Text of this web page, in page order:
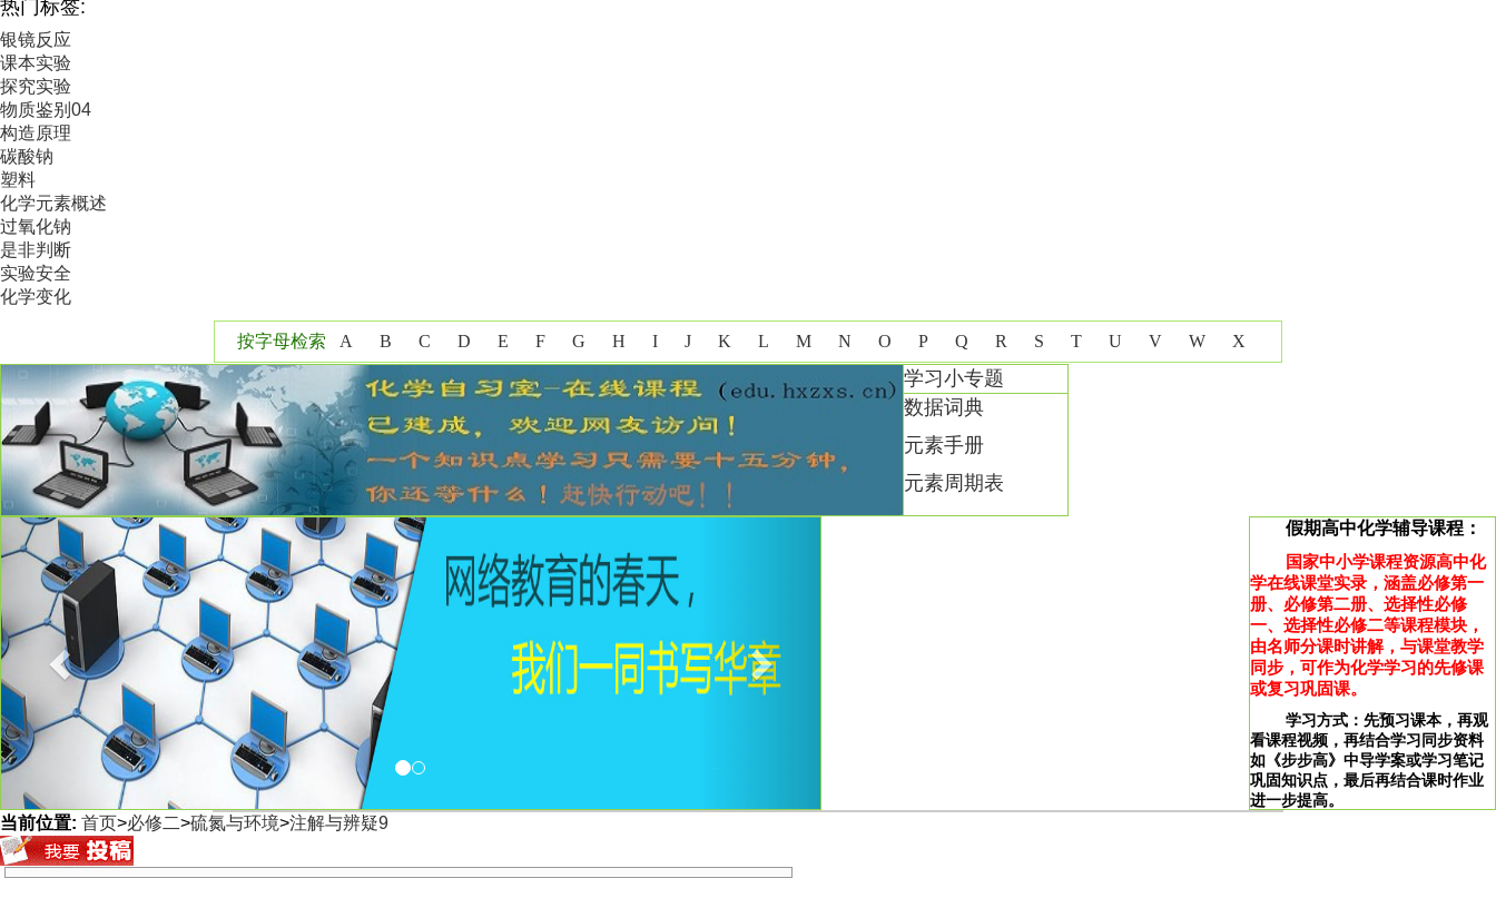
热门标签:
银镜反应
课本实验
探究实验
物质鉴别04
构造原理
碳酸钠
塑料
化学元素概述
过氧化钠
是非判断
实验安全
化学变化
按字母检索 A B C D E F G H I J K L M N O P Q R S T U V W X
Y Z
学习小专题
数据词典
元素手册
元素周期表
Previous 假期高中化学辅导课程：
国家中小学课程资源高中化
学在线课堂实录，涵盖必修第一
册、必修第二册、选择性必修
一、选择性必修二等课程模块，
由名师分课时讲解，与课堂教学
同步，可作为化学学习的先修课
或复习巩固课。
学习方式：先预习课本，再观
看课程视频，再结合学习同步资料
如《步步高》中导学案或学习笔记
巩固知识点，最后再结合课时作业
进一步提高。
<
当前位置: 首页>必修二>硫氮与环境>注解与辨疑9